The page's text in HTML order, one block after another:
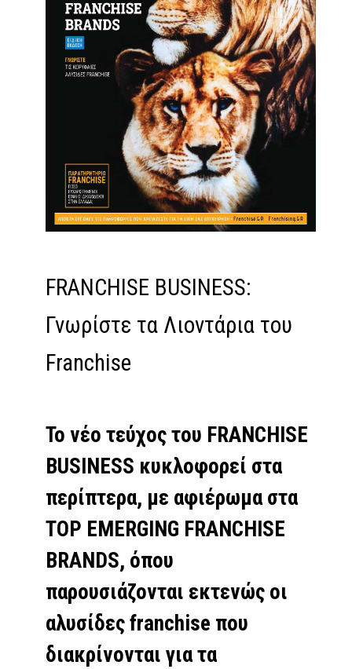
FRANCHISE BUSINESS:
Γνωρίστε τα Λιοντάρια του
Franchise
Το νέο τεύχος του FRANCHISE
BUSINESS κυκλοφορεί στα
περίπτερα, με αφιέρωμα στα
TOP EMERGING FRANCHISE
BRANDS, όπου
παρουσιάζονται εκτενώς οι
αλυσίδες franchise που
διακρίνονται για τα